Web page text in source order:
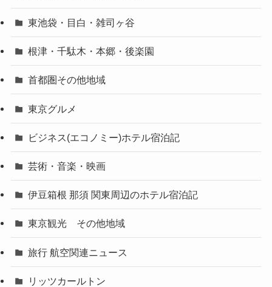
東池袋・目白・雑司ヶ谷
根津・千駄木・本郷・後楽園
首都圏その他地域
東京グルメ
ビジネス(エコノミー)ホテル宿泊記
芸術・音楽・映画
伊豆箱根 那須 関東周辺のホテル宿泊記
東京観光 その他地域
旅行 航空関連ニュース
リッツカールトン